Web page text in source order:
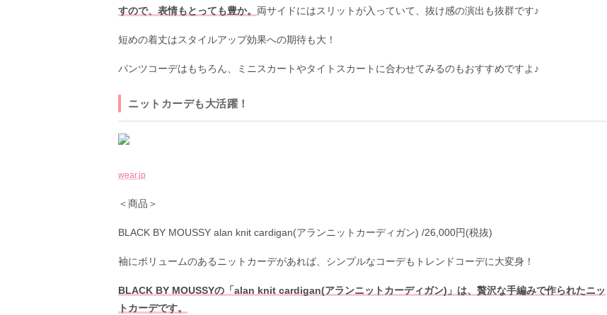
すので、表情もとっても豊か。 両サイドにはスリットが入っていて、抜け感の演出も抜群です♪
短めの着丈はスタイルアップ効果への期待も大！
パンツコーデはもちろん、ミニスカートやタイトスカートに合わせてみるのもおすすめですよ♪
ニットカーデも大活躍！
wear.jp
＜商品＞
BLACK BY MOUSSY alan knit cardigan(アランニットカーディガン) /26,000円(税抜)
袖にボリュームのあるニットカーデがあれば、シンプルなコーデもトレンドコーデに大変身！
BLACK BY MOUSSYの「alan knit cardigan(アランニットカーディガン)」は、贅沢な手編みで作られたニッ
トカーデです。